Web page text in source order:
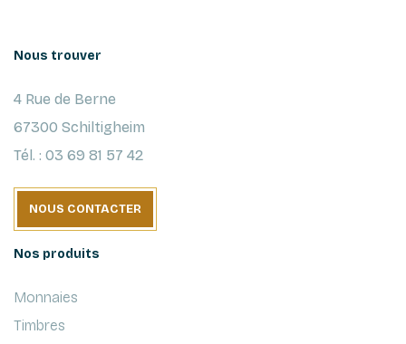
Nous trouver
4 Rue de Berne
67300 Schiltigheim
Tél. : 03 69 81 57 42
NOUS CONTACTER
Nos produits
Monnaies
Timbres